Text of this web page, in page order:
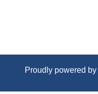
Proudly powered by